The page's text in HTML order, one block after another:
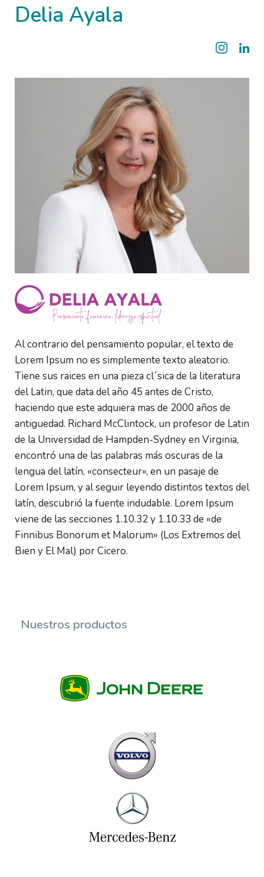
Delia Ayala
Al contrario del pensamiento popular, el texto de
Lorem Ipsum no es simplemente texto aleatorio.
Tiene sus raices en una pieza cl´sica de la literatura
del Latin, que data del año 45 antes de Cristo,
haciendo que este adquiera mas de 2000 años de
antiguedad. Richard McClintock, un profesor de Latin
de la Universidad de Hampden-Sydney en Virginia,
encontró una de las palabras más oscuras de la
lengua del latín, «consecteur», en un pasaje de
Lorem Ipsum, y al seguir leyendo distintos textos del
latín, descubrió la fuente indudable. Lorem Ipsum
viene de las secciones 1.10.32 y 1.10.33 de «de
Finnibus Bonorum et Malorum» (Los Extremos del
Bien y El Mal) por Cicero.
Nuestros productos